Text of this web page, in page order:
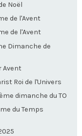
Noël
de l'Avent
de l'Avent
Dimanche de
Avent
Roi de l'Univers
dimanche du TO
du Temps